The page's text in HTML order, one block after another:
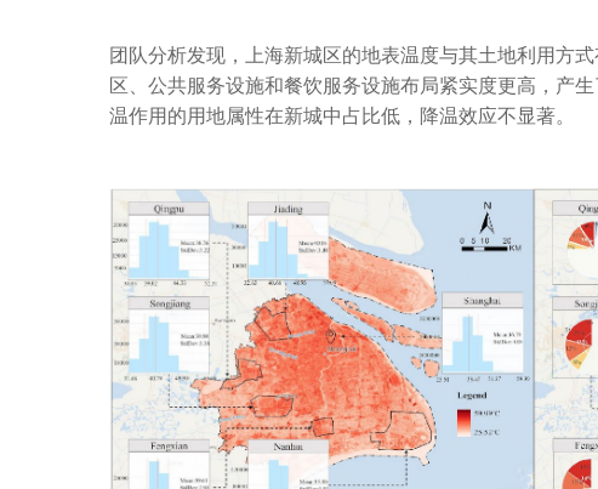
团队分析发现，上海新城区的地表温度与其土地利用方
区、公共服务设施和餐饮服务设施布局紧实度更高，产
温作用的用地属性在新城中占比低，降温效应不显著。